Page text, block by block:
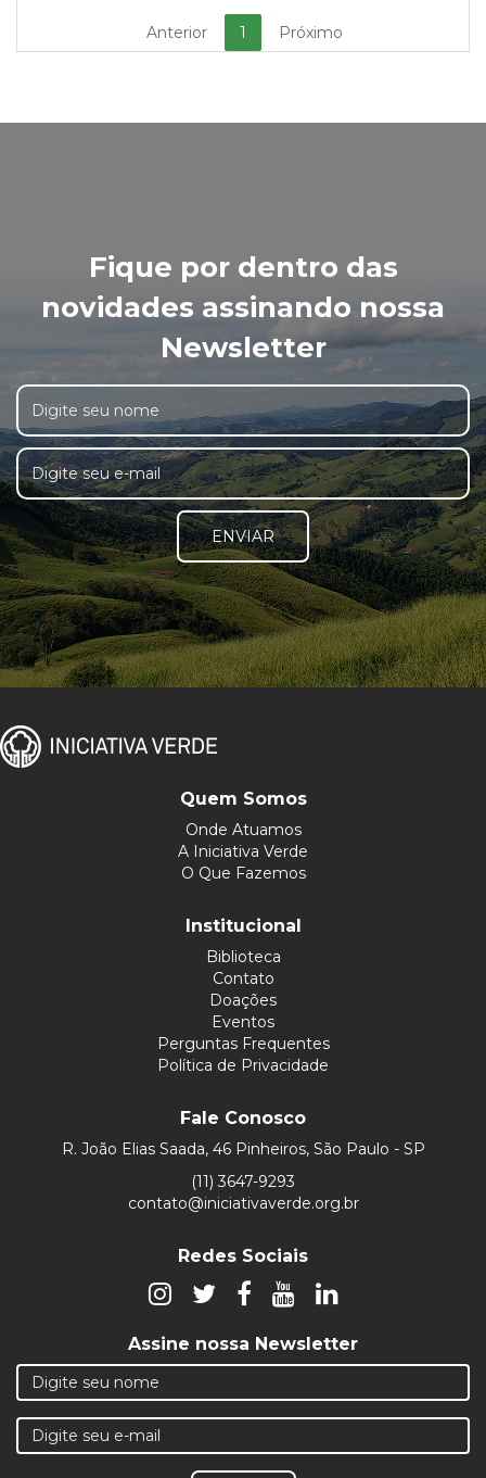
Anterior 1 Próximo
Fique por dentro das
novidades assinando nossa
Newsletter
ENVIAR
Quem Somos
Onde Atuamos
A Iniciativa Verde
O Que Fazemos
Institucional
Biblioteca
Contato
Doações
Eventos
Perguntas Frequentes
Política de Privacidade
Fale Conosco
R. João Elias Saada, 46 Pinheiros, São Paulo - SP
(11) 3647-9293
contato@iniciativaverde.org.br
Redes Sociais
Assine nossa Newsletter